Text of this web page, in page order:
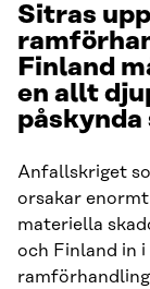
Sitras
Finland
en allt
Anfallskriget
orsakar
materiella
och Finland in